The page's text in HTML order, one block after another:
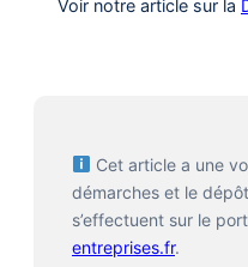
Voir notre article sur la
Cet article a une
démarches et le
s’effectuent sur le
entreprises.fr.